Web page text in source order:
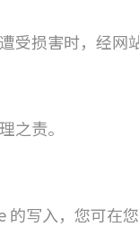
受损害时，经网
之责。
写入，您可在